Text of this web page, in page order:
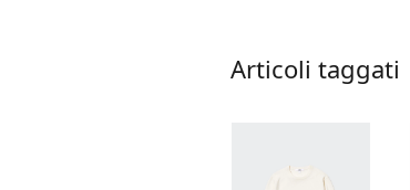
Articoli taggati